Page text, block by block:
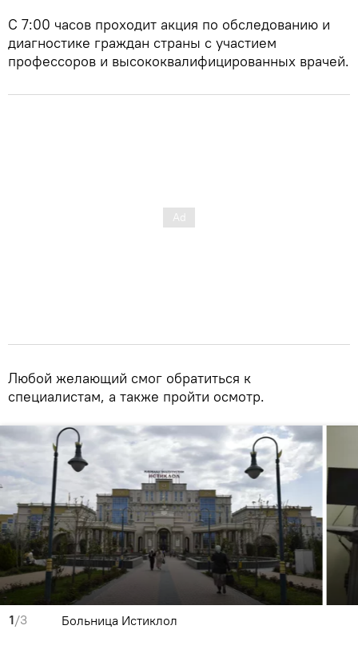
С 7:00 часов проходит акция по обследованию и
диагностике граждан страны с участием
профессоров и высококвалифицированных врачей.
Любой желающий смог обратиться к
специалистам, а также пройти осмотр.
1/3 Больница Истиклол